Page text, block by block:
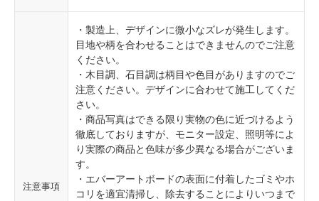
注意事項
・製造上、デザインに微小なズレが発生します。
目地や柄を合わせることはできませんのでご注意
ください。
・木目調、石目調は柄目や色目がありますのでご
注意ください。デザインに合わせて施工してくだ
さい。
・商品写真はできる限り実物の色に近づけるよう
徹底しておりますが、モニター設定、照明等によ
り実際の商品と色味が多少異なる場合がございま
す。
・エバーアートボードの表面に付着したゴミやホ
コリを適宜清掃し、除去することによりいつまで